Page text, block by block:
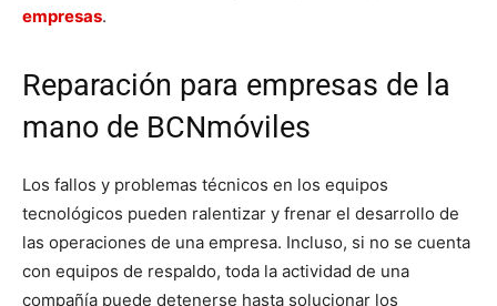
empresas.
Reparación para empresas de la
mano de BCNmóviles
Los fallos y problemas técnicos en los equipos
tecnológicos pueden ralentizar y frenar el desarrollo de
las operaciones de una empresa. Incluso, si no se cuenta
con equipos de respaldo, toda la actividad de una
compañía puede detenerse hasta solucionar los